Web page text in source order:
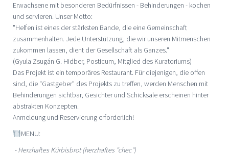
Erwachsene mit besonderen Bedürfnissen - Behinderungen - kochen
und servieren. Unser Motto:
"Helfen ist eines der stärksten Bande, die eine Gemeinschaft
zusammenhalten. Jede Unterstützung, die wir unseren Mitmenschen
zukommen lassen, dient der Gesellschaft als Ganzes."
(Gyula Zsugán G. Hidber, Posticum, Mitglied des Kuratoriums)
Das Projekt ist ein temporäres Restaurant. Für diejenigen, die offen
sind, die "Gastgeber" des Projekts zu treffen, werden Menschen mit
Behinderungen sichtbar, Gesichter und Schicksale erscheinen hinter
abstrakten Konzepten.
Anmeldung und Reservierung erforderlich!
MENU:
- Herzhaftes Kürbisbrot (herzhaftes "chec")